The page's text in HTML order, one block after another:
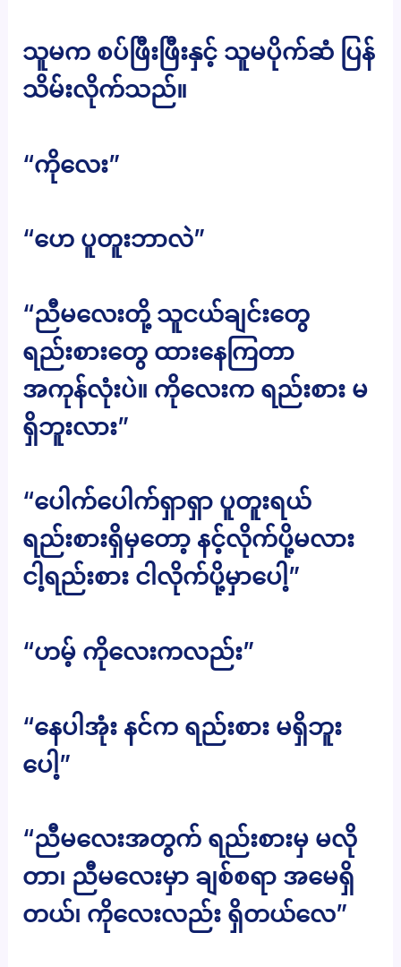
သူမက စပ်ဖြီးဖြီးနှင့် သူမပိုက်ဆံ ပြန်
သိမ်းလိုက်သည်။
“ကိုလေး”
“ဟေ ပူတူးဘာလဲ”
“ညီမလေးတို့ သူငယ်ချင်းတွေ
ရည်းစားတွေ ထားနေကြတာ
အကုန်လုံးပဲ။ ကိုလေးက ရည်းစား မ
ရှိဘူးလား”
“ပေါက်ပေါက်ရှာရှာ ပူတူးရယ်
ရည်းစားရှိမှတော့ နင့်လိုက်ပို့မလား
ငါ့ရည်းစား ငါလိုက်ပို့မှာပေါ့”
“ဟမ့် ကိုလေးကလည်း”
“နေပါအုံး နင်က ရည်းစား မရှိဘူး
ပေါ့”
“ညီမလေးအတွက် ရည်းစားမှ မလို
တာ၊ ညီမလေးမှာ ချစ်စရာ အမေရှိ
တယ်၊ ကိုလေးလည်း ရှိတယ်လေ”